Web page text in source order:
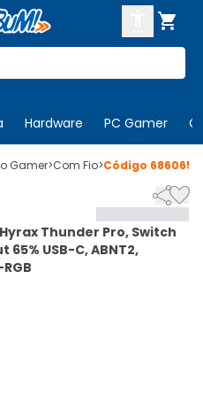

Hardware PC Gamer
SE
Gamer>Com Fio>Código 686065

Thunder Pro, Switch
65% USB-C, ABNT2,